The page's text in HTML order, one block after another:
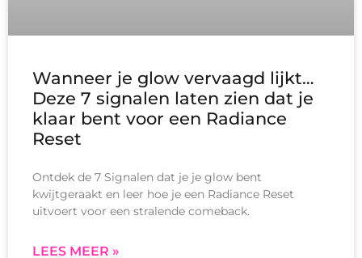
Wanneer je glow vervaagd lijkt…
Deze 7 signalen laten zien dat je
klaar bent voor een Radiance
Reset
Ontdek de 7 Signalen dat je je glow bent
kwijtgeraakt en leer hoe je een Radiance Reset
uitvoert voor een stralende comeback.
LEES MEER »